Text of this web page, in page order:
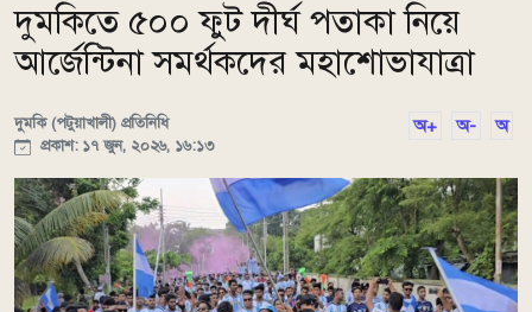
দুমকিতে ৫০০ ফুট দীর্ঘ পতাকা নিয়ে
আর্জেন্টিনা সমর্থকদের মহাশোভাযাত্রা
দুমকি (পটুয়াখালী) প্রতিনিধি
প্রকাশ: ১৭ জুন, ২০২৬, ১৬:১৩
অ+ অ- অ